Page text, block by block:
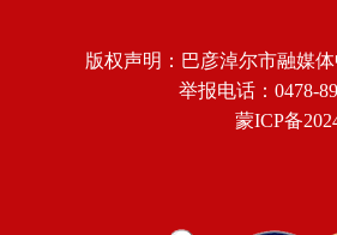
版权声明：巴彦淖尔市融媒
举报电话：0478-
蒙ICP备